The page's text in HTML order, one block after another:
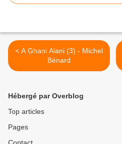
< A Ghani Alani (3) - Michel
Bénard
Hébergé par Overblog
Top articles
Pages